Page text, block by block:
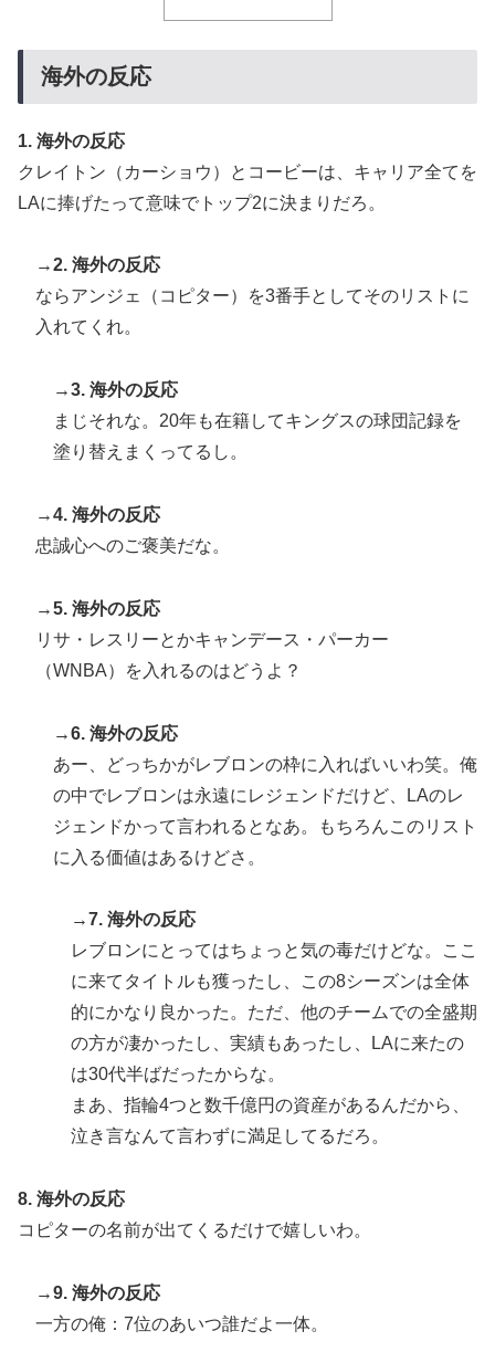
海外の反応
1. 海外の反応
クレイトン（カーショウ）とコービーは、キャリア全てを
LAに捧げたって意味でトップ2に決まりだろ。
→2. 海外の反応
ならアンジェ（コピター）を3番手としてそのリストに
入れてくれ。
→3. 海外の反応
まじそれな。20年も在籍してキングスの球団記録を
塗り替えまくってるし。
→4. 海外の反応
忠誠心へのご褒美だな。
→5. 海外の反応
リサ・レスリーとかキャンデース・パーカー
（WNBA）を入れるのはどうよ？
→6. 海外の反応
あー、どっちかがレブロンの枠に入ればいいわ笑。俺
の中でレブロンは永遠にレジェンドだけど、LAのレ
ジェンドかって言われるとなあ。もちろんこのリスト
に入る価値はあるけどさ。
→7. 海外の反応
レブロンにとってはちょっと気の毒だけどな。ここ
に来てタイトルも獲ったし、この8シーズンは全体
的にかなり良かった。ただ、他のチームでの全盛期
の方が凄かったし、実績もあったし、LAに来たの
は30代半ばだったからな。
まあ、指輪4つと数千億円の資産があるんだから、
泣き言なんて言わずに満足してるだろ。
8. 海外の反応
コピターの名前が出てくるだけで嬉しいわ。
→9. 海外の反応
一方の俺：7位のあいつ誰だよ一体。